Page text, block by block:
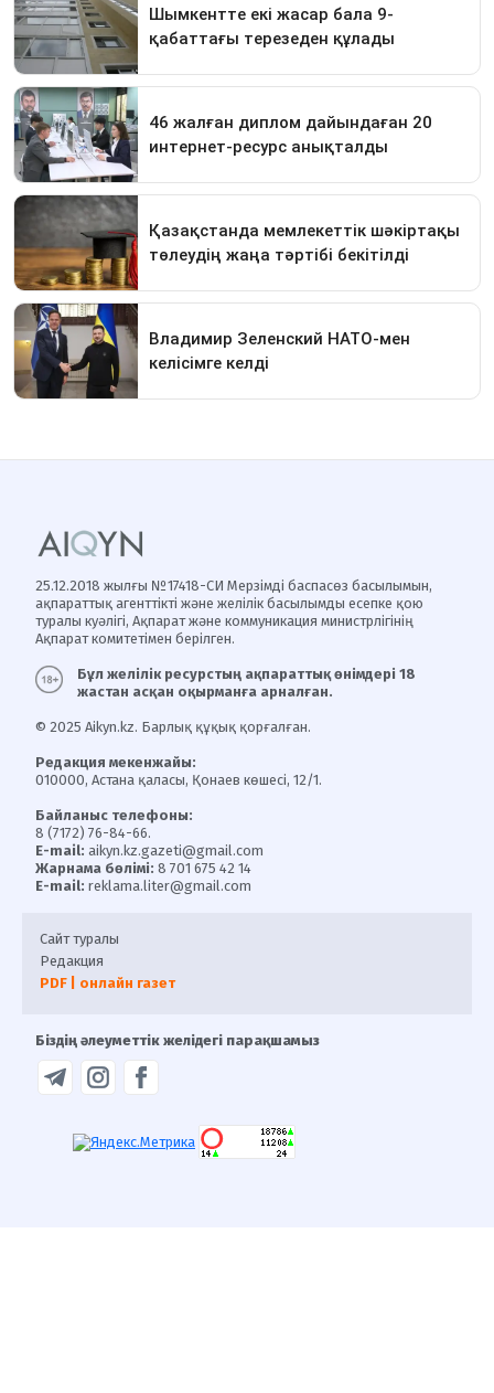
25.12.2018 жылғы №17418-СИ Мерзімді баспасөз басылымын,
ақпараттық агенттікті және желілік басылымды есепке қою
туралы куәлігі, Ақпарат және коммуникация министрлігінің
Ақпарат комитетімен берілген.
Бұл желілік ресурстың ақпараттық өнімдері 18
жастан асқан оқырманға арналған.
© 2025 Aikyn.kz. Барлық құқық қорғалған.
Редакция мекенжайы:
010000, Астана қаласы, Қонаев көшесі, 12/1.
Байланыс телефоны:
8 (7172) 76-84-66.
E-mail: aikyn.kz.gazeti@gmail.com
Жарнама бөлімі: 8 701 675 42 14
E-mail: reklama.liter@gmail.com
Сайт туралы
Редакция
PDF | онлайн газет
Біздің әлеуметтік желідегі парақшамыз